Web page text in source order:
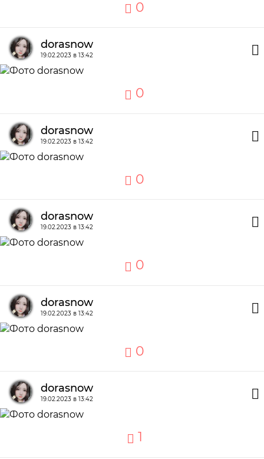
0
dorasnow
19.02.2023 в 13:42
0
dorasnow
19.02.2023 в 13:42
0
dorasnow
19.02.2023 в 13:42
0
dorasnow
19.02.2023 в 13:42
0
dorasnow
19.02.2023 в 13:42
1